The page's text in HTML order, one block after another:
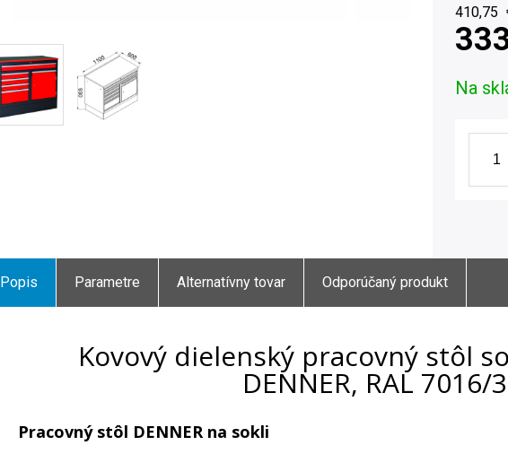
410,75
Na
Popis Parametre Alternatívny tovar Odporúčaný produkt
Kovový dielenský pracovný stôl
DENNER, RAL 7016/
Pracovný stôl DENNER na sokli